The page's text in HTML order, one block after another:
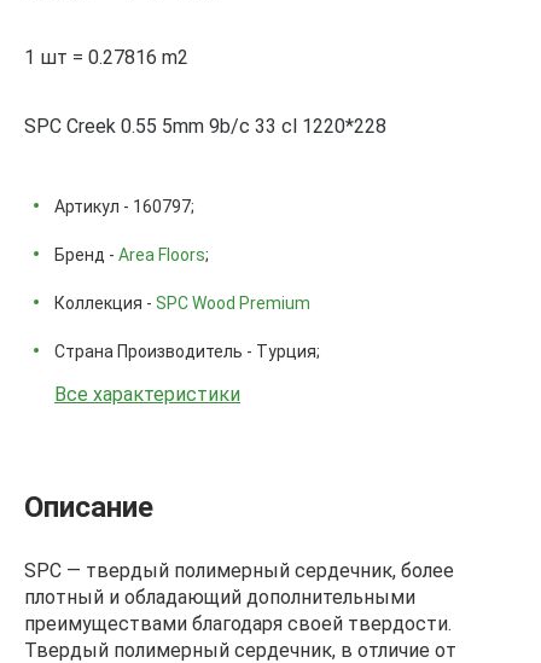
1 шт = 0.27816 m2
SPC Creek 0.55 5mm 9b/c 33 cl 1220*228
Артикул - 160797;
Бренд - Area Floors;
Коллекция - SPC Wood Premium
Страна Производитель - Турция;
Все характеристики
Описание
SPC — твердый полимерный сердечник, более
плотный и обладающий дополнительными
преимуществами благодаря своей твердости.
Твердый полимерный сердечник, в отличие от